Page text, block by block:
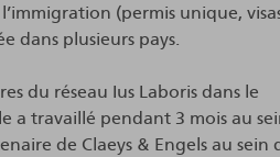
(permis unique,
dans plusieurs pays.
du réseau Ius Laboris dans le
a travaillé pendant 3 mois au
de Claeys & Engels au sein